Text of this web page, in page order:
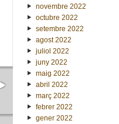
novembre 2022
octubre 2022
setembre 2022
agost 2022
juliol 2022
juny 2022
maig 2022
abril 2022
març 2022
febrer 2022
gener 2022